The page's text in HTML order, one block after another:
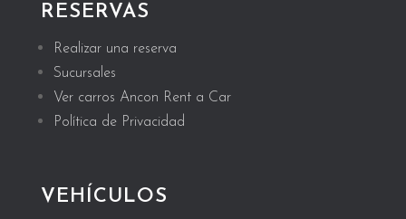
RESERVAS
Realizar una reserva
Sucursales
Ver carros Ancon Rent a Car
Política de Privacidad
VEHÍCULOS